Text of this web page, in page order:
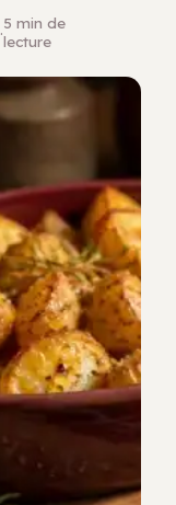
·5 min de
lecture